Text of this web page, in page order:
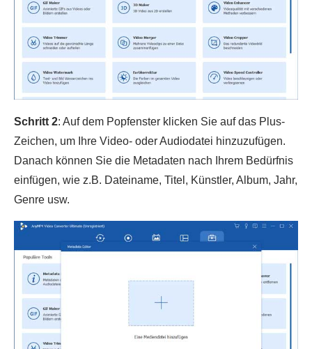
Schritt 2: Auf dem Popfenster klicken Sie auf das Plus-
Zeichen, um Ihre Video- oder Audiodatei hinzuzufügen.
Danach können Sie die Metadaten nach Ihrem Bedürfnis
einfügen, wie z.B. Dateiname, Titel, Künstler, Album, Jahr,
Genre usw.